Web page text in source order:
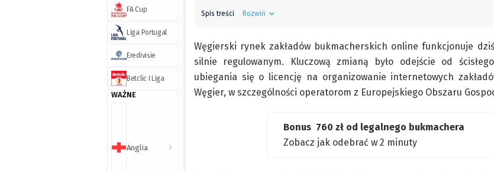
FA Cup
Liga Portugal
Eredivisie
Betclic I Liga
WAŻNE
Anglia
Spis treści Rozwiń
Węgierski rynek zakładów bukmacherskich online funkcjonuje
silnie regulowanym. Kluczową zmianą było odejście od
ubiegania się o licencję na organizowanie internetowych
Węgier, w szczególności operatorom z Europejskiego Obszaru
Bonus 760 zł od legalnego bukmachera
Zobacz jak odebrać w 2 minuty